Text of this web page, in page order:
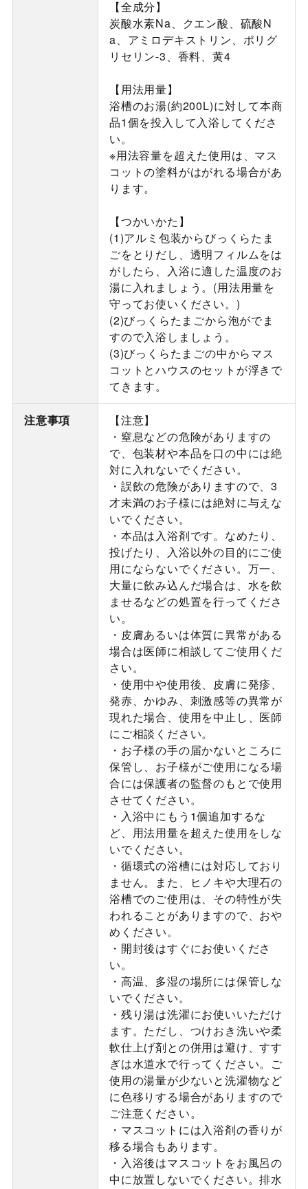
【全成分】
炭酸水素Na、クエン酸、硫酸N
a、アミロデキストリン、ポリグ
リセリン-3、香料、黄4
【用法用量】
浴槽のお湯(約200L)に対して本商
品1個を投入して入浴してくださ
い。
※用法容量を超えた使用は、マス
コットの塗料がはがれる場合があ
ります。
【つかいかた】
(1)アルミ包装からびっくらたま
ごをとりだし、透明フィルムをは
がしたら、入浴に適した温度のお
湯に入れましょう。(用法用量を
守ってお使いください。)
(2)びっくらたまごから泡がでま
すので入浴しましょう。
(3)びっくらたまごの中からマス
コットとハウスのセットが浮きで
てきます。
注意事項
【注意】
・窒息などの危険がありますの
で、包装材や本品を口の中には絶
対に入れないでください。
・誤飲の危険がありますので、3
才未満のお子様には絶対に与えな
いでください。
・本品は入浴剤です。なめたり、
投げたり、入浴以外の目的にご使
用にならないでください。万一、
大量に飲み込んだ場合は、水を飲
ませるなどの処置を行ってくださ
い。
・皮膚あるいは体質に異常がある
場合は医師に相談してご使用くだ
さい。
・使用中や使用後、皮膚に発疹、
発赤、かゆみ、刺激感等の異常が
現れた場合、使用を中止し、医師
にご相談ください。
・お子様の手の届かないところに
保管し、お子様がご使用になる場
合には保護者の監督のもとで使用
させてください。
・入浴中にもう1個追加するな
ど、用法用量を超えた使用をしな
いでください。
・循環式の浴槽には対応しており
ません。また、ヒノキや大理石の
浴槽でのご使用は、その特性が失
われることがありますので、おや
めください。
・開封後はすぐにお使いくださ
い。
・高温、多湿の場所には保管しな
いでください。
・残り湯は洗濯にお使いいただけ
ます。ただし、つけおき洗いや柔
軟仕上げ剤との併用は避け、すす
ぎは水道水で行ってください。ご
使用の湯量が少ないと洗濯物など
に色移りする場合がありますので
ご注意ください。
・マスコットには入浴剤の香りが
移る場合もあります。
・入浴後はマスコットをお風呂の
中に放置しないでください。排水